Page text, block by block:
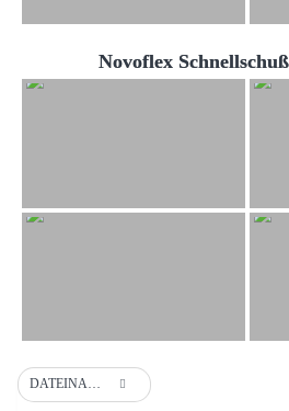
Novoflex
DATEINAME